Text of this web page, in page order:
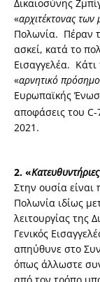
Δικαιοσύνης
«αρχιτέκτονας των
Πολωνία. Πέραν
ασκεί, κατά το
Εισαγγελέα. Κάτι
«αρνητικό
Ευρωπαϊκής
αποφάσεις του
2021.
2. «
Στην ουσία είναι
Πολωνία ιδίως
λειτουργίας της
Γενικός
απηύθυνε στο
όπως άλλωστε